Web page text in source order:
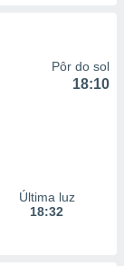
Pôr do sol
18:10
Última luz
18:32